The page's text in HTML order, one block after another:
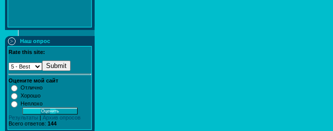
Наш опрос
Rate this site:
Submit
Оцените мой сайт
Отлично
Хорошо
Неплохо
Результаты
Архив опросов
Всего ответов: 144